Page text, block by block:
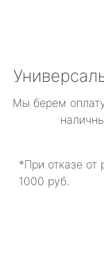
Мы берем
*При отказе от
1000 руб.